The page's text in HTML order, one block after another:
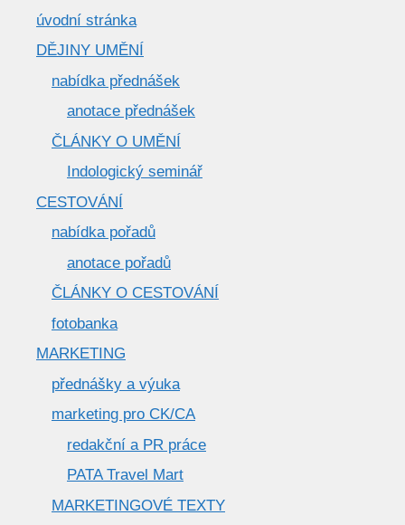
úvodní stránka
DĚJINY UMĚNÍ
nabídka přednášek
anotace přednášek
ČLÁNKY O UMĚNÍ
Indologický seminář
CESTOVÁNÍ
nabídka pořadů
anotace pořadů
ČLÁNKY O CESTOVÁNÍ
fotobanka
MARKETING
přednášky a výuka
marketing pro CK/CA
redakční a PR práce
PATA Travel Mart
MARKETINGOVÉ TEXTY